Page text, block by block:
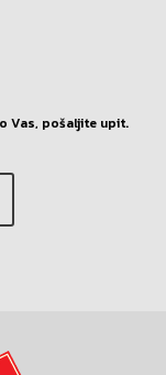
Vas, pošaljite upit.